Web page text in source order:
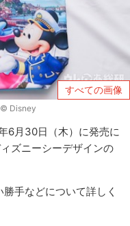
すべての画像
© Disney
6月30日（木）に発売に
ズニーシーデザインの
手などについて詳しく